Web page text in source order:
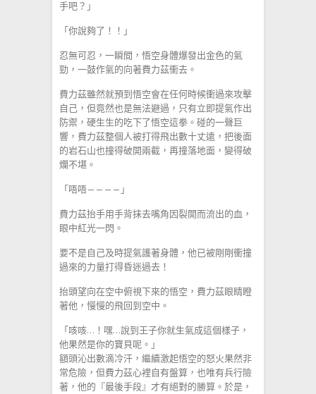
手吧？」
「你說夠了！！」
忍無可忍，一瞬間，悟空身體爆發出金色的氣
勁，一鼓作氣的向著費力茲衝去。
費力茲雖然就預到悟空會在任何時候衝過來攻擊
自己，但竟然也是無法避過，只有立即提氣作出
防禦，硬生生的吃下了悟空這拳。碰的一聲巨
響，費力茲整個人被打得飛出數十丈遠，把後面
的岩石山也撞得破開兩截，再撞落地面，變得破
爛不堪。
「唔唔————」
費力茲抬手用手背抹去嘴角因裂開而流出的血，
眼中紅光一閃。
要不是自己及時提氣護著身體，他已被剛剛衝撞
過來的力量打得昏迷過去！
抬頭望向在空中俯視下來的悟空，費力茲眼睛瞪
著他，慢慢的飛回到空中。
「咳咳…！嘿…說到王子你就生氣成這個樣子，
他果然是你的寶貝呢。」
額頭沁出數滴冷汗，繼續激起悟空的怒火果然非
常危險，但費力茲心裡自有盤算，也唯有兵行險
著，他的『最後手段』才有絕對的勝算。於是，